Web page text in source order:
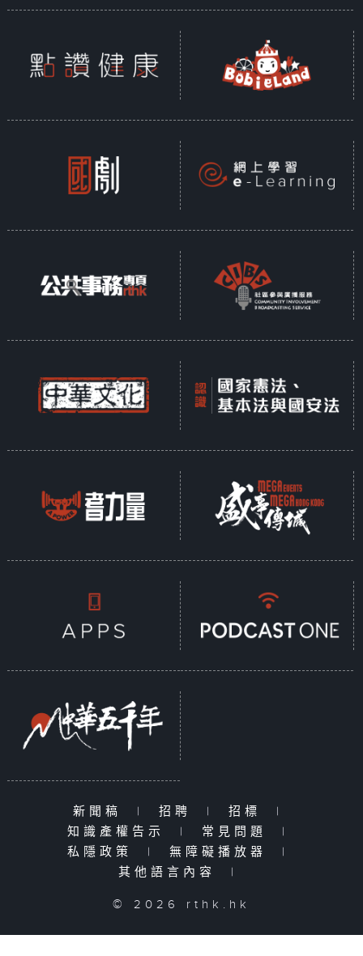
新聞稿 | 招聘 | 招標
|
知識產權告示
| 常見問題
|
私隱政策
| 無障礙播放器
|
其他語言內容
|
© 2026 rthk.hk